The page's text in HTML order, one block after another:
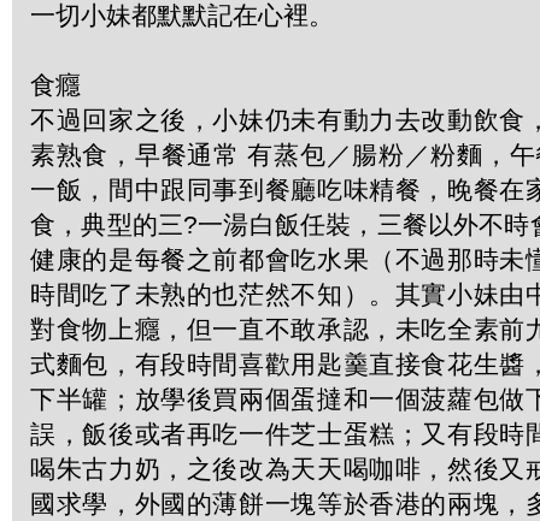
一切小妹都默默記在心裡。
食癮
不過回家之後，小妹仍未有動力去改動飲食
素熟食，早餐通常 有蒸包／腸粉／粉麵，
一飯，間中跟同事到餐廳吃味精餐，晚餐在
食，典型的三?一湯白飯任裝，三餐以外不時
健康的是每餐之前都會吃水果（不過那時未
時間吃了未熟的也茫然不知）。其實小妹由
對食物上癮，但一直不敢承認，未吃全素前
式麵包，有段時間喜歡用匙羹直接食花生醬
下半罐；放學後買兩個蛋撻和一個菠蘿包做
誤，飯後或者再吃一件芝士蛋糕；又有段時
喝朱古力奶，之後改為天天喝咖啡，然後又
國求學，外國的薄餅一塊等於香港的兩塊，